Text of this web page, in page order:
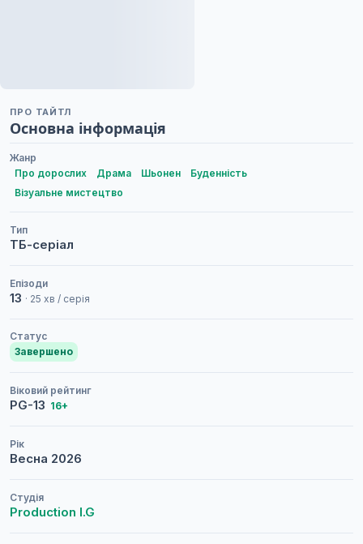
ПРО ТАЙТЛ
Основна інформація
Жанр
Про дорослих
Драма Шьонен
Буденність
Візуальне мистецтво
Тип
ТБ-серіал
Епізоди
13 · 25 хв / серія
Статус
Завершено
Віковий рейтинг
PG-13 16+
Рік
Весна 2026
Студія
Production I.G